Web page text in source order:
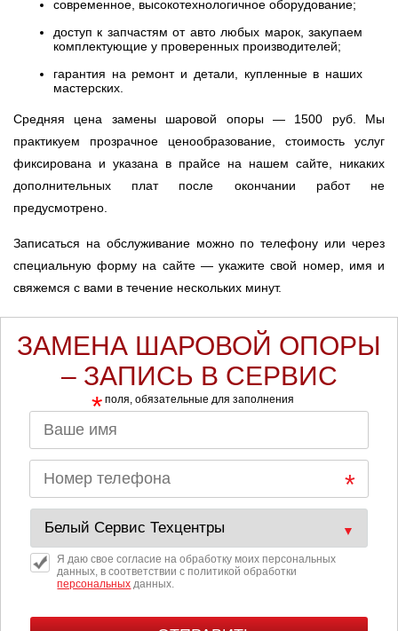
современное, высокотехнологичное оборудование;
доступ к запчастям от авто любых марок, закупаем
комплектующие у проверенных производителей;
гарантия на ремонт и детали, купленные в наших
мастерских.
Средняя цена замены шаровой опоры — 1500 руб. Мы
практикуем прозрачное ценообразование, стоимость услуг
фиксирована и указана в прайсе на нашем сайте, никаких
дополнительных плат после окончании работ не
предусмотрено.
Записаться на обслуживание можно по телефону или через
специальную форму на сайте — укажите свой номер, имя и
свяжемся с вами в течение нескольких минут.
ЗАМЕНА ШАРОВОЙ ОПОРЫ
– ЗАПИСЬ В СЕРВИС
* поля, обязательные для заполнения
Я даю свое согласие на обработку моих персональных
данных, в соответствии с политикой обработки
персональных данных.